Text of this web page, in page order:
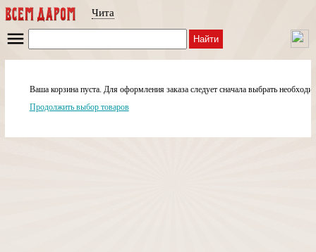
Чита
Найти
Ваша корзина пуста. Для оформления заказа следует сначала выбрать
Продолжить выбор товаров